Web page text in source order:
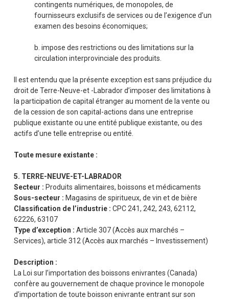
contingents numériques, de monopoles, de
fournisseurs exclusifs de services ou de l’exigence d’un
examen des besoins économiques;
b. impose des restrictions ou des limitations sur la
circulation interprovinciale des produits.
Il est entendu que la présente exception est sans préjudice du
droit de Terre-Neuve-et -Labrador d’imposer des limitations à
la participation de capital étranger au moment de la vente ou
de la cession de son capital-actions dans une entreprise
publique existante ou une entité publique existante, ou des
actifs d’une telle entreprise ou entité.
Toute mesure existante :
5. TERRE-NEUVE-ET-LABRADOR
Secteur : Produits alimentaires, boissons et médicaments
Sous-secteur : Magasins de spiritueux, de vin et de bière
Classification de l’industrie : CPC 241, 242, 243, 62112,
62226, 63107
Type d’exception : Article 307 (Accès aux marchés –
Services), article 312 (Accès aux marchés – Investissement)
Description :
La Loi sur l’importation des boissons enivrantes (Canada)
confère au gouvernement de chaque province le monopole
d’importation de toute boisson enivrante entrant sur son